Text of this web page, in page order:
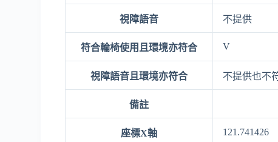
視障語音 不提供
符合輪椅使用且環境亦符合 V
視障語音且環境亦符合 不提供也不
備註
座標X軸 121.741426